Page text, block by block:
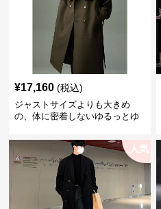
¥17,160 (税込)
ジャストサイズよりも大きめ
の、体に密着しないゆるっとゆ
ゆったりシルエットトレンチコ
人気